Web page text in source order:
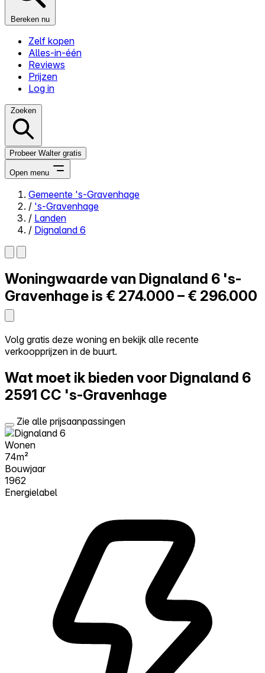
Bereken nu
Zelf kopen
Alles-in-één
Reviews
Prijzen
Log in
Zoeken
Probeer Walter gratis
Open menu
Close menu
Zelf kopen
Alles-in-één
Reviews
Log in
Probeer Walter gratis
Gemeente 's-Gravenhage
/ 's-Gravenhage
/ Landen
/ Dignaland 6
Woningwaarde van Dignaland 6 's-
Gravenhage is € 274.000 – € 296.000
Volg gratis deze woning en bekijk alle recente
verkoopprijzen in de buurt.
Wat moet ik bieden voor Dignaland 6
2591 CC 's-Gravenhage
Zie alle prijsaanpassingen
Wonen
74m²
Bouwjaar
1962
Energielabel